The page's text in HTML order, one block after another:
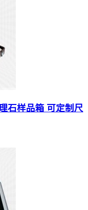
石样品箱 可定制尺